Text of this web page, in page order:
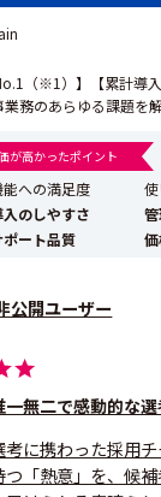
（※1）】【累計導
業務のあらゆる課題を
選ばれる理由》 ◎20
イン賞受賞！ 人事・
されたU...
が高かったポイント
能への満足度
入のしやすさ
ポート品質
公開ユーザー
考に携わった採用
つ「熱意」を、候